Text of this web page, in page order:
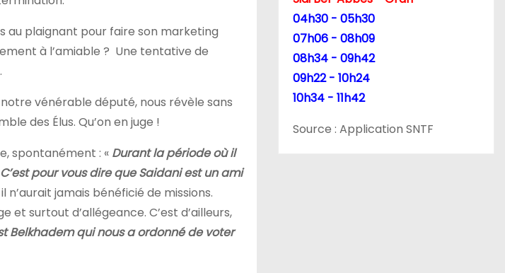
au plaignant pour faire son marketing
à l’amiable ? Une tentative de
vénérable député, nous révèle sans
des Élus. Qu’on en juge !
spontanément : « Durant la période où il
pour vous dire que Saidani est un ami
n’aurait jamais bénéficié de missions.
et surtout d’allégeance. C’est d’ailleurs,
Belkhadem qui nous a ordonné de voter
04h30 - 05h30
07h06 - 08h09
08h34 - 09h42
09h22 - 10h24
10h34 - 11h42
Source : Application SNTF